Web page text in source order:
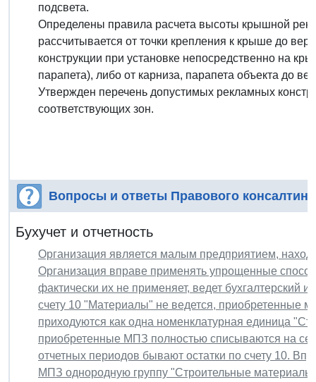
подсвета.
Определены правила расчета высоты крышной
рассчитывается от точки крепления к крыше до
конструкции при установке непосредственно на
парапета), либо от карниза, парапета объекта до
Утвержден перечень допустимых рекламных
соответствующих зон.
Вопросы и ответы Правового
Бухучет и отчетность
Организация является малым предприятием,
Организация вправе применять упрощенные
фактически их не применяет, ведет бухгалтерский
счету 10 "Материалы" не ведется, приобретенные
приходуются как одна номенклатурная единица
приобретенные МПЗ полностью списываются на
отчетных периодов бывают остатки по счету 10.
МПЗ однородную группу "Строительные материалы"